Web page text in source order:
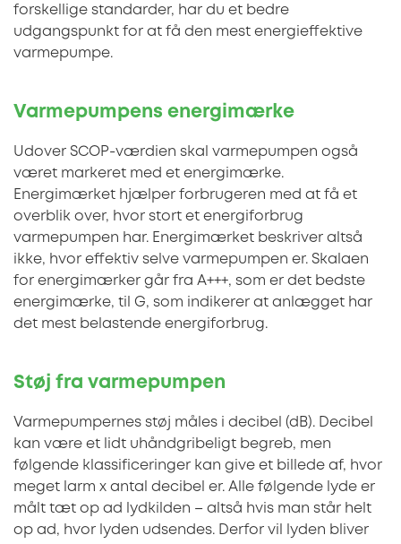
forskellige standarder, har du et bedre
udgangspunkt for at få den mest energieffektive
varmepumpe.
Varmepumpens energimærke
Udover SCOP-værdien skal varmepumpen også
været markeret med et energimærke.
Energimærket hjælper forbrugeren med at få et
overblik over, hvor stort et energiforbrug
varmepumpen har. Energimærket beskriver altså
ikke, hvor effektiv selve varmepumpen er. Skalaen
for energimærker går fra A+++, som er det bedste
energimærke, til G, som indikerer at anlægget har
det mest belastende energiforbrug.
Støj fra varmepumpen
Varmepumpernes støj måles i decibel (dB). Decibel
kan være et lidt uhåndgribeligt begreb, men
følgende klassificeringer kan give et billede af, hvor
meget larm x antal decibel er. Alle følgende lyde er
målt tæt op ad lydkilden – altså hvis man står helt
op ad, hvor lyden udsendes. Derfor vil lyden bliver